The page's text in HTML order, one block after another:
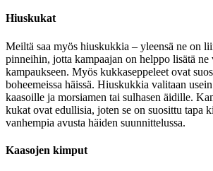
Hiuskukat
Meiltä saa myös hiuskukkia – yleensä ne on
pinneihin, jotta kampaajan on helppo lisätä ne
kampaukseen. Myös kukkaseppeleet ovat
boheemeissa häissä. Hiuskukkia valitaan
kaasoille ja morsiamen tai sulhasen äidille.
kukat ovat edullisia, joten se on suosittu tapa
vanhempia avusta häiden suunnittelussa.
Kaasojen kimput